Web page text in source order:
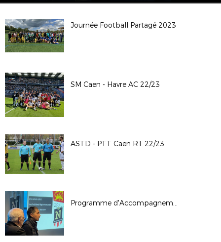
Journée Football Partagé 2023
SM Caen - Havre AC 22/23
ASTD - PTT Caen R1 22/23
Programme d'Accompagnement des Educatrices Normandes